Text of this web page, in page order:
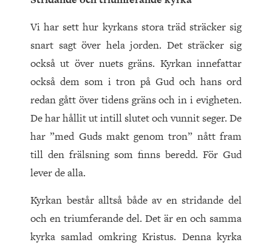
Vi har sett hur kyrkans stora träd sträcker sig
snart sagt över hela jorden. Det sträcker sig
också ut över nuets gräns. Kyrkan innefattar
också dem som i tron på Gud och hans ord
redan gått över tidens gräns och in i evigheten.
De har hållit ut intill slutet och vunnit seger. De
har ”med Guds makt genom tron” nått fram
till den frälsning som finns beredd. För Gud
lever de alla.
Kyrkan består alltså både av en stridande del
och en triumferande del. Det är en och samma
kyrka samlad omkring Kristus. Denna kyrka